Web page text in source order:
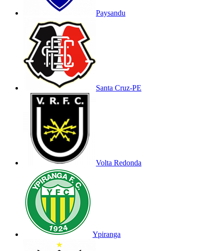
Paysandu
Santa Cruz-PE
Volta Redonda
Ypiranga